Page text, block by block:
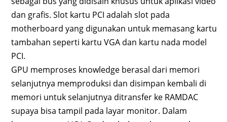
dan grafis. Slot kartu PCI adalah slot pada
motherboard yang digunakan untuk memasang kartu
tambahan seperti kartu VGA dan kartu nada model
PCI.
GPU memproses knowledge berasal dari memori
selanjutnya memproduksi dan disimpan kembali di
memori untuk selanjutnya ditransfer ke RAMDAC
supaya bisa tampil pada layar monitor. Dalam